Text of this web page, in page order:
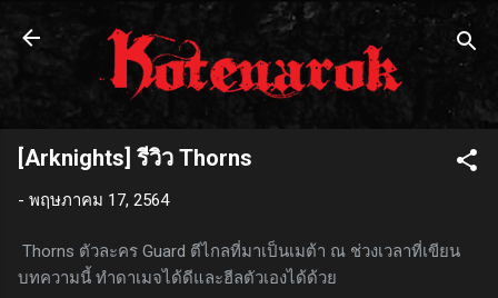
ข้ามไปที่เนื้อหาหลัก
[Arknights] รีวิว Thorns
- พฤษภาคม 17, 2564
Thorns ตัวละคร Guard ตีไกลที่มาเป็นเมต้า ณ ช่วงเวลาที่เขียน
บทความนี้ ทำดาเมจได้ดีและฮีลตัวเองได้ด้วย